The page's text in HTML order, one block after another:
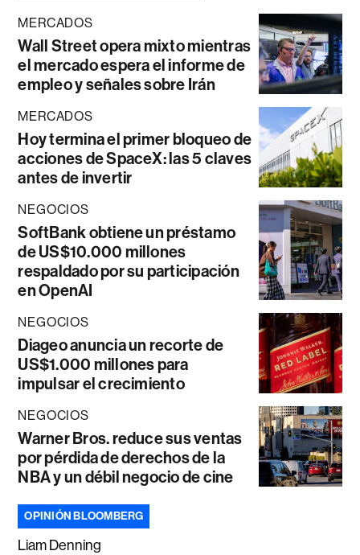
MERCADOS
Wall Street opera mixto mientras
el mercado espera el informe de
empleo y señales sobre Irán
MERCADOS
Hoy termina el primer bloqueo de
acciones de SpaceX: las 5 claves
antes de invertir
NEGOCIOS
SoftBank obtiene un préstamo
de US$10.000 millones
respaldado por su participación
en OpenAI
NEGOCIOS
Diageo anuncia un recorte de
US$1.000 millones para
impulsar el crecimiento
NEGOCIOS
Warner Bros. reduce sus ventas
por pérdida de derechos de la
NBA y un débil negocio de cine
OPINIÓN BLOOMBERG
Liam Denning